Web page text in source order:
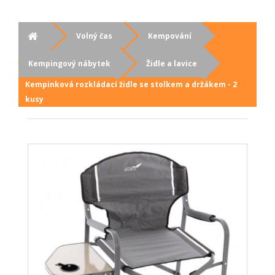
Volný čas Kempování
Kempingový nábytek
Židle a lavice
Kempinková rozkládací židle se stolkem a držákem - 2
kusy